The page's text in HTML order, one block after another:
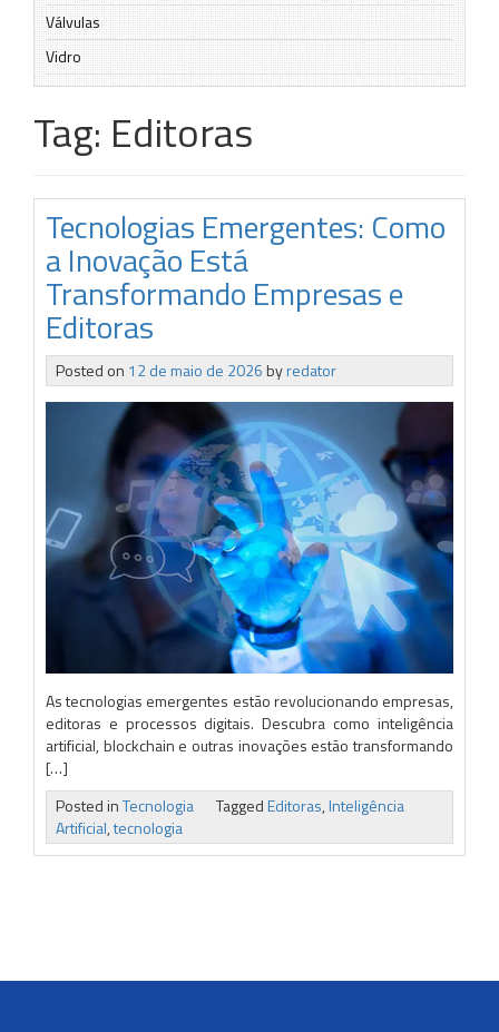
Válvulas
Vidro
Tag: Editoras
Tecnologias Emergentes: Como
a Inovação Está
Transformando Empresas e
Editoras
Posted on 12 de maio de 2026byredator
As tecnologias emergentes estão revolucionando empresas,
editoras e processos digitais. Descubra como inteligência
artificial, blockchain e outras inovações estão transformando
[…]
Posted inTecnologia TaggedEditoras,Inteligência
Artificial,tecnologia